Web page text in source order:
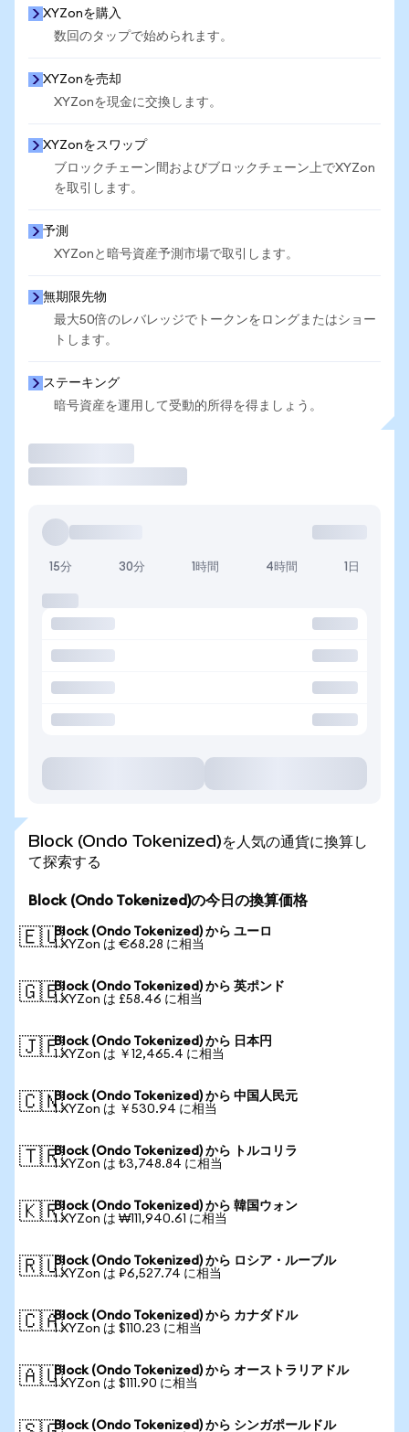
XYZonを購入
数回のタップで始められます。
XYZonを売却
XYZonを現金に交換します。
XYZonをスワップ
ブロックチェーン間およびブロックチェーン上でXYZon
を取引します。
予測
XYZonと暗号資産予測市場で取引します。
無期限先物
最大50倍のレバレッジでトークンをロングまたはショー
トします。
ステーキング
暗号資産を運用して受動的所得を得ましょう。
15分 30分 1時間 4時間 1日
Block (Ondo Tokenized)を人気の通貨に換算し
て探索する
Block (Ondo Tokenized)の今日の換算価格
🇪🇺Block (Ondo Tokenized) から ユーロ
1 XYZon は €68.28 に相当
🇬🇧Block (Ondo Tokenized) から 英ポンド
1 XYZon は £58.46 に相当
🇯🇵Block (Ondo Tokenized) から 日本円
1 XYZon は ￥12,465.4 に相当
🇨🇳Block (Ondo Tokenized) から 中国人民元
1 XYZon は ￥530.94 に相当
🇹🇷Block (Ondo Tokenized) から トルコリラ
1 XYZon は ₺3,748.84 に相当
🇰🇷Block (Ondo Tokenized) から 韓国ウォン
1 XYZon は ₩111,940.61 に相当
🇷🇺Block (Ondo Tokenized) から ロシア・ルーブル
1 XYZon は ₽6,527.74 に相当
🇨🇦Block (Ondo Tokenized) から カナダドル
1 XYZon は $110.23 に相当
🇦🇺Block (Ondo Tokenized) から オーストラリアドル
1 XYZon は $111.90 に相当
Block (Ondo Tokenized) から シンガポールドル